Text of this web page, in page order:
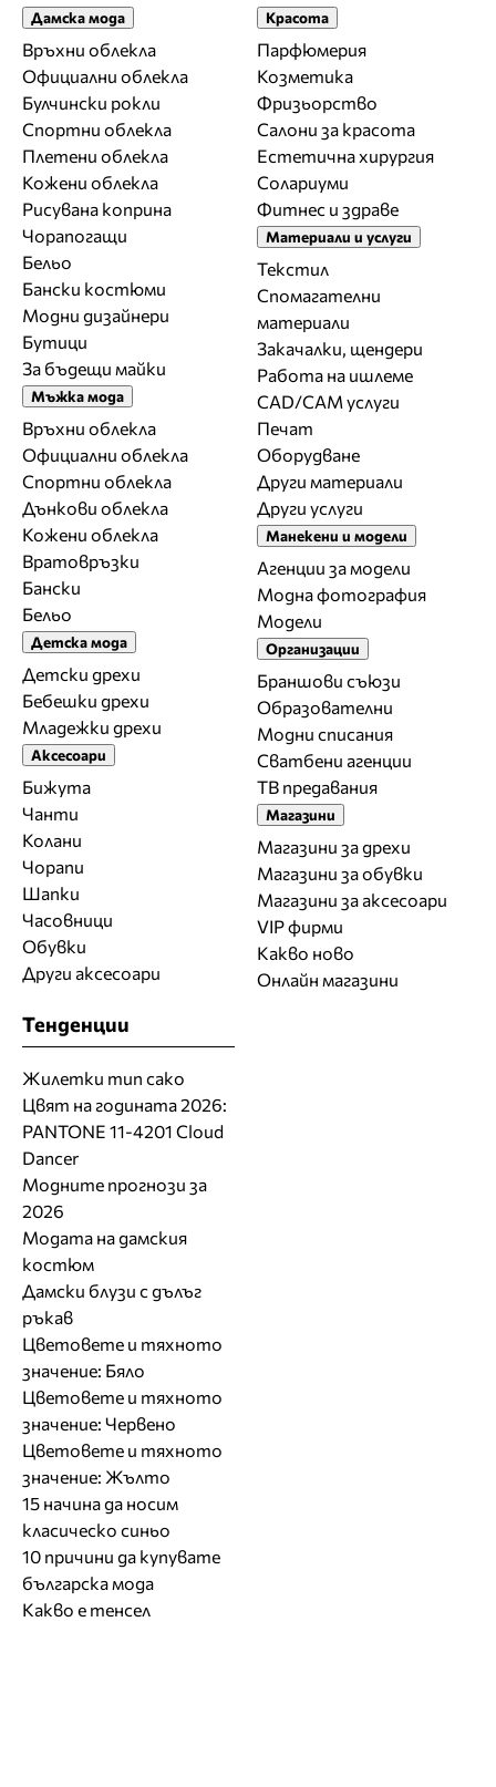
Дамска мода
Връхни облекла
Официални облекла
Булчински рокли
Спортни облекла
Плетени облекла
Кожени облекла
Рисувана коприна
Чорапогащи
Бельо
Бански костюми
Модни дизайнери
Бутици
За бъдещи майки
Мъжка мода
Връхни облекла
Официални облекла
Спортни облекла
Дънкови облекла
Кожени облекла
Вратовръзки
Бански
Бельо
Детска мода
Детски дрехи
Бебешки дрехи
Младежки дрехи
Аксесоари
Бижута
Чанти
Колани
Чорапи
Шапки
Часовници
Обувки
Други аксесоари
Красота
Парфюмерия
Козметика
Фризьорство
Салони за красота
Естетична хирургия
Солариуми
Фитнес и здраве
Материали и услуги
Текстил
Спомагателни
материали
Закачалки, щендери
Работа на ишлеме
CAD/CAM услуги
Печат
Оборудване
Други материали
Други услуги
Манекени и модели
Агенции за модели
Модна фотография
Модели
Организации
Браншови съюзи
Образователни
Модни списания
Сватбени агенции
ТВ предавания
Магазини
Магазини за дрехи
Магазини за обувки
Магазини за aксесоари
VIP фирми
Какво ново
Онлайн магазини
Тенденции
Жилетки тип сако
Цвят на годината 2026:
PANTONE 11-4201 Cloud
Dancer
Модните прогнози за
2026
Модата на дамския
костюм
Дамски блузи с дълъг
ръкав
Цветовете и тяхното
значение: Бяло
Цветовете и тяхното
значение: Червено
Цветовете и тяхното
значение: Жълто
15 начина да носим
класическо синьо
10 причини да купувате
българска мода
Какво е тенсел